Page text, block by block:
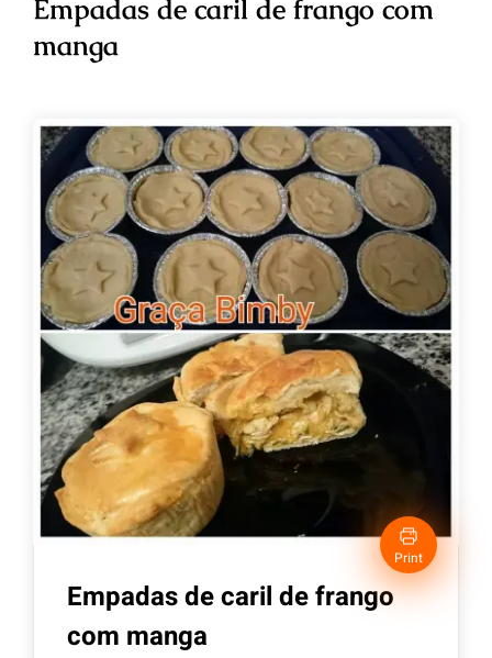
Empadas de caril de frango com
manga
Print
Empadas de caril de frango
com manga